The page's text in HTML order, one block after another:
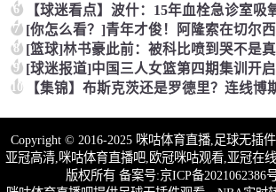
6
7
8
9
10
Copyright © 2016-2025 咪咕体育直播,足球无插
亚冠高清,咪咕体育直播吧,欧冠咪咕观看,亚冠在
版权所有 备案号:京ICP备2021062386